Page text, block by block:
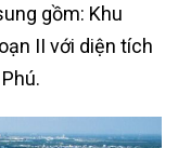
gồm: Khu
II với diện tích